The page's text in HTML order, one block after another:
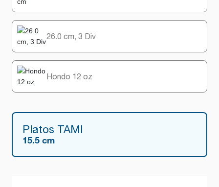
26.0 cm, 3 Div
Hondo 12 oz
Platos TAMI
15.5 cm